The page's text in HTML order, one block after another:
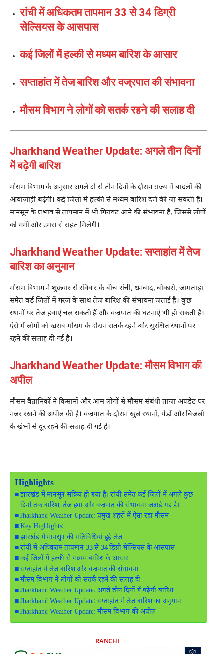
रांची में अधिकतम तापमान 33 से 34 डिग्री
सेल्सियस के आसपास
कई जिलों में हल्की से मध्यम बारिश के आसार
सप्ताहांत में तेज बारिश और वज्रपात की संभावना
मौसम विभाग ने लोगों को सतर्क रहने की सलाह दी
Jharkhand Weather Update: अगले तीन दिनों
में बढ़ेगी बारिश
मौसम विभाग के अनुसार अगले दो से तीन दिनों के दौरान राज्य में बादलों की
आवाजाही बढ़ेगी। कई जिलों में हल्की से मध्यम बारिश दर्ज की जा सकती है।
मानसून के प्रभाव से तापमान में भी गिरावट आने की संभावना है, जिससे लोगों
को गर्मी और उमस से राहत मिलेगी।
Jharkhand Weather Update: सप्ताहांत में तेज
बारिश का अनुमान
मौसम विभाग ने शुक्रवार से रविवार के बीच रांची, धनबाद, बोकारो, जामताड़ा
समेत कई जिलों में गरज के साथ तेज बारिश की संभावना जताई है। कुछ
स्थानों पर तेज हवाएं चल सकती हैं और वज्रपात की घटनाएं भी हो सकती हैं।
ऐसे में लोगों को खराब मौसम के दौरान सतर्क रहने और सुरक्षित स्थानों पर
रहने की सलाह दी गई है।
Jharkhand Weather Update: मौसम विभाग की
अपील
मौसम वैज्ञानिकों ने किसानों और आम लोगों से मौसम संबंधी ताजा अपडेट पर
नजर रखने की अपील की है। वज्रपात के दौरान खुले स्थानों, पेड़ों और बिजली
के खंभों से दूर रहने की सलाह दी गई है।
Highlights
झारखंड में मानसून सक्रिय हो गया है। रांची समेत कई जिलों में अगले कुछ
दिनों तक बारिश, तेज हवा और वज्रपात की संभावना जताई गई है।
Jharkhand Weather Update: प्रमुख शहरों में ऐसा रहा मौसम
Key Highlights:
झारखंड में मानसून की गतिविधियां हुईं तेज
रांची में अधिकतम तापमान 33 से 34 डिग्री सेल्सियस के आसपास
कई जिलों में हल्की से मध्यम बारिश के आसार
सप्ताहांत में तेज बारिश और वज्रपात की संभावना
मौसम विभाग ने लोगों को सतर्क रहने की सलाह दी
Jharkhand Weather Update: अगले तीन दिनों में बढ़ेगी बारिश
Jharkhand Weather Update: सप्ताहांत में तेज बारिश का अनुमान
Jharkhand Weather Update: मौसम विभाग की अपील
RANCHI